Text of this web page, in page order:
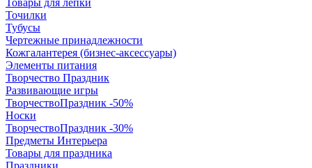
Товары для лепки
Точилки
Тубусы
Чертежные принадлежности
Кожгалантерея (бизнес-аксессуары)
Элементы питания
Творчество Праздник
Развивающие игры
ТворчествоПраздник -50%
Носки
ТворчествоПраздник -30%
Предметы Интерьера
Товары для праздника
Праздники